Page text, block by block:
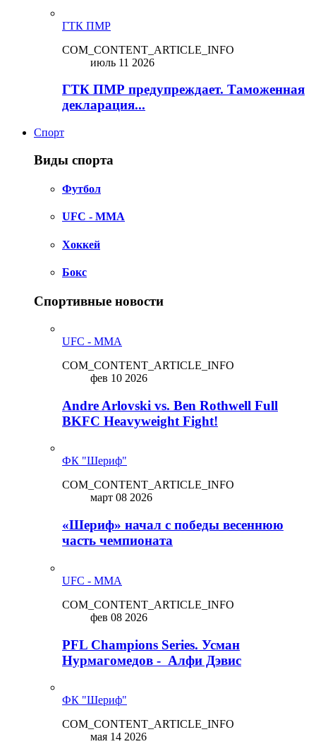
ГТК ПМР
COM_CONTENT_ARTICLE_INFO
июль 11 2026
ГТК ПМР предупреждает. Таможенная
декларация...
Спорт
Виды спорта
Футбол
UFC - MMA
Хоккей
Бокс
Спортивные новости
UFC - MMA
COM_CONTENT_ARTICLE_INFO
фев 10 2026
Andre Arlovski vs. Ben Rothwell Full
BKFC Heavyweight Fight!
ФК "Шериф"
COM_CONTENT_ARTICLE_INFO
март 08 2026
«Шериф» начал с победы весеннюю
часть чемпионата
UFC - MMA
COM_CONTENT_ARTICLE_INFO
фев 08 2026
PFL Champions Series. Усман
Нурмагомедов - Алфи Дэвис
ФК "Шериф"
COM_CONTENT_ARTICLE_INFO
мая 14 2026